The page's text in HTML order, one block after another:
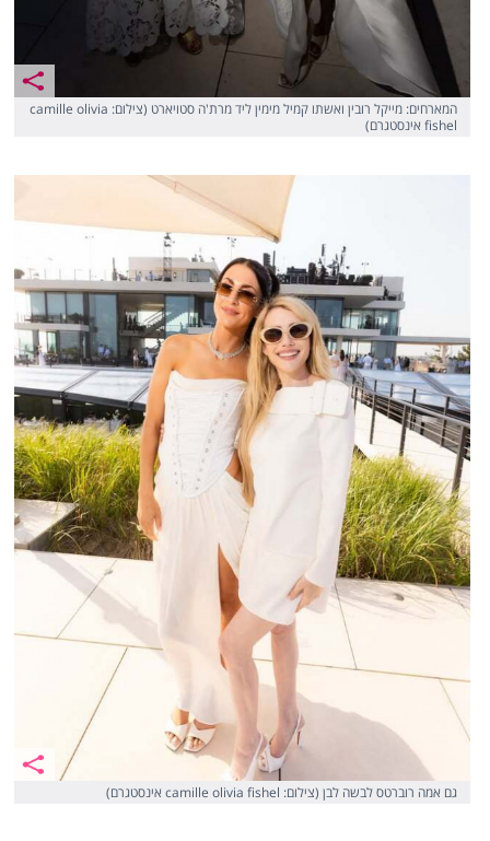
המארחים: מייקל רובין ואשתו קמיל מימין ליד מרת'ה סטויארט (צילום: camille olivia
fishel אינסטגרם)
גם אמה רוברטס לבשה לבן (צילום: camille olivia fishel אינסטגרם)